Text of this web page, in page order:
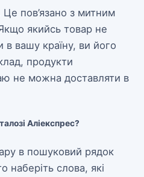
Це пов’язано з митним
якийсь товар не
вашу країну, ви його
продукти
не можна доставляти в
Аліекспрес?
в пошуковий рядок
наберіть слова, які